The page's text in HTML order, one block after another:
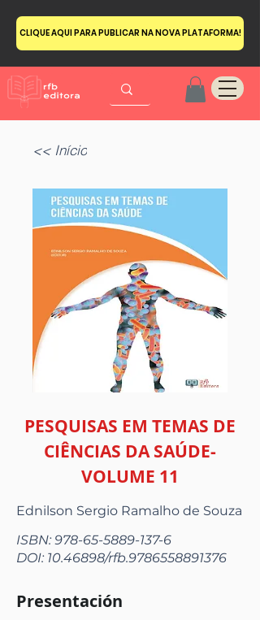
CLIQUE AQUI PARA PUBLICAR NA NOVA PLATAFORMA!
<< Início
PESQUISAS EM TEMAS DE
CIÊNCIAS DA SAÚDE-
VOLUME 11
Ednilson Sergio Ramalho de Souza
ISBN:978-65-5889-137-6
DOI: 10.46898/rfb.9786558891376
Presentación